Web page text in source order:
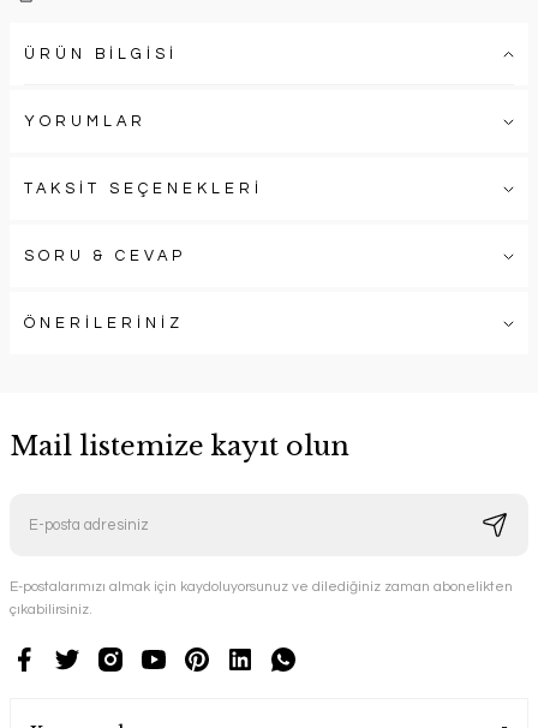
ÜRÜN BİLGİSİ
YORUMLAR
TAKSİT SEÇENEKLERİ
SORU & CEVAP
ÖNERİLERİNİZ
Mail listemize kayıt olun
E-postalarımızı almak için kaydoluyorsunuz ve dilediğiniz zaman abonelikten
çıkabilirsiniz.